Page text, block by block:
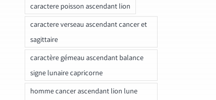
caractere poisson ascendant lion
caractere verseau ascendant cancer et
sagittaire
caractère gémeau ascendant balance
signe lunaire capricorne
homme cancer ascendant lion lune